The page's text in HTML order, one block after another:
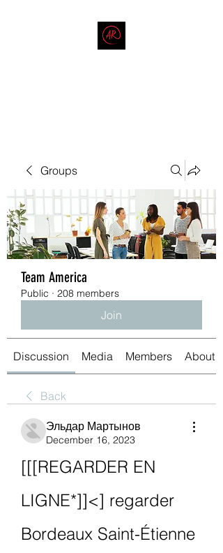
Groups
Team America
Public · 208 members
Join
Discussion Media Members About
Back
Эльдар Мартынов
December 16, 2023
[[[REGARDER EN
LIGNE*]]<] regarder
Bordeaux Saint-Étienne